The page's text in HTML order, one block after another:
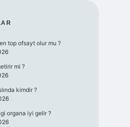
top ofsayt olur mu ?
mi ?
kimdir ?
organa iyi gelir ?